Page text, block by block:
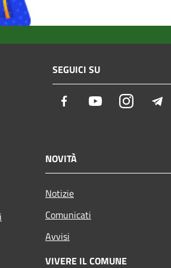
SEGUICI SU
Facebook YoutubeInstagram
NOVITÀ
Notizie
Comunicati
Avvisi
VIVERE IL COMUNE